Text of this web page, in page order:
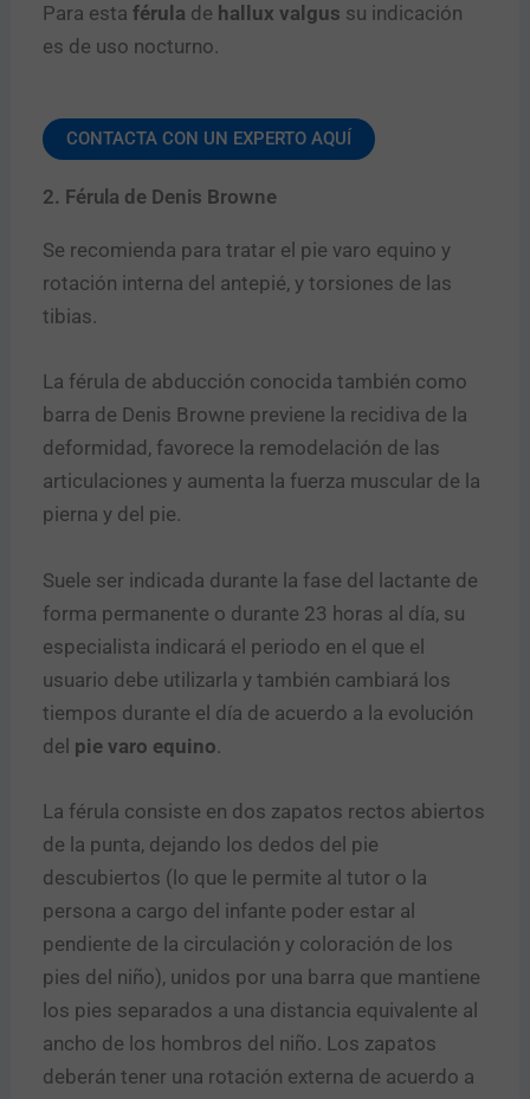
Para estaférula de hallux valgus su indicación
es de uso nocturno.
CONTACTA CON UN EXPERTO AQUÍ
2. Férula de Denis Browne
Se recomienda para tratar el pie varo equino y
rotación interna del antepié, y torsiones de las
tibias.
La férula de abducción conocida también como
barra de Denis Browne previene la recidiva de la
deformidad, favorece la remodelación de las
articulaciones y aumenta la fuerza muscular de la
pierna y del pie.
Suele ser indicada durante la fase del lactante de
forma permanente o durante 23 horas al día, su
especialista indicará el periodo en el que el
usuario debe utilizarla y también cambiará los
tiempos durante el día de acuerdo a la evolución
del pie varo equino.
La férula consiste en dos zapatos rectos abiertos
de la punta, dejando los dedos del pie
descubiertos (lo que le permite al tutor o la
persona a cargo del infante poder estar al
pendiente de la circulación y coloración de los
pies del niño), unidos por una barra que mantiene
los pies separados a una distancia equivalente al
ancho de los hombros del niño. Los zapatos
deberán tener una rotación externa de acuerdo a